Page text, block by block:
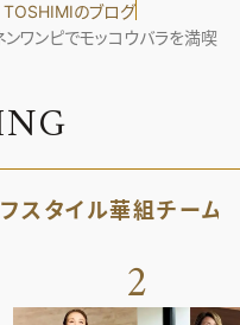
のブログ
ンワンピでモッコウバラを満喫
NG
スタイル華組チーム
2